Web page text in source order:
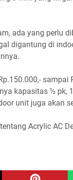
ada yang perlu
digantung di
kapasitas ½ pk,
unit juga akan
Acrylic AC